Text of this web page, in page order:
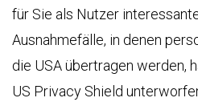
für Sie als Nutzer
Ausnahmefälle, in denen
die USA übertragen werden,
US Privacy Shield